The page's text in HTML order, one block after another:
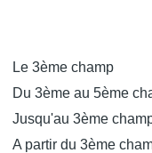
Le 3ème champ
Du 3ème au 5ème
Jusqu'au 3ème
A partir du 3ème